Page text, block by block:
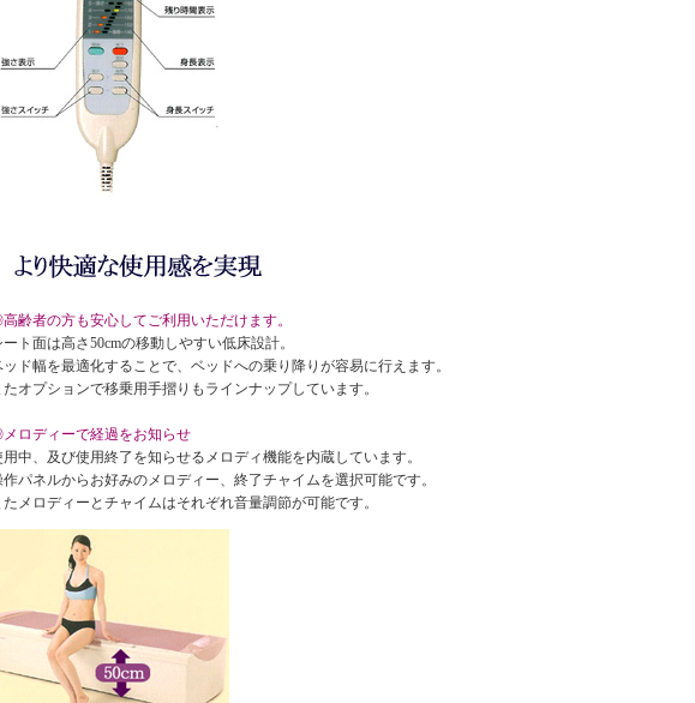
齢者の方も安心してご利用いただけます。
ート面は高さ50cmの移動しやすい低床設計。
ッド幅を最適化することで、ベッドへの乗り降りが容易に行えます。
たオプションで移乗用手摺りもラインナップしています。
ロディーで経過をお知らせ
用中、及び使用終了を知らせるメロディ機能を内蔵しています。
作パネルからお好みのメロディー、終了チャイムを選択可能です。
たメロディーとチャイムはそれぞれ音量調節が可能です。